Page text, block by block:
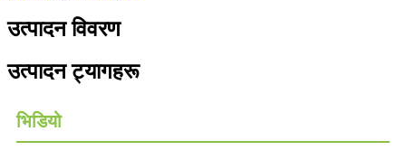
उत्पादन विवरण
उत्पादन ट्यागहरू
भिडियो